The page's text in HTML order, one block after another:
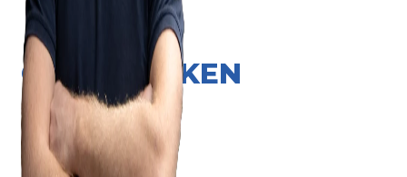
ONZE MERKEN